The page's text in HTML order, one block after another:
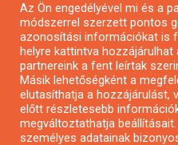
Pályázatok
Pályázatok civil
Pályázatok
Önkormányzati pályázatok
Mezőgazdasági pályázatok
Az Ön engedélyével mi és a
módszerrel szerzett pontos
azonosítási információkat is
helyre kattintva hozzájárulhat
partnereink a fent leírtak
Másik lehetőségként a
elutasíthatja a hozzájárulást,
előtt részletesebb
megváltoztathatja
személyes adatainak